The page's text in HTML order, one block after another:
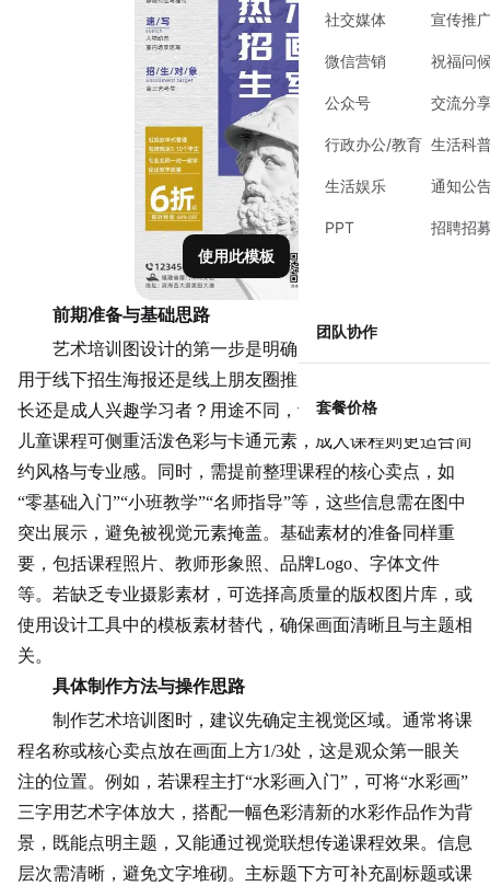
社交媒体
微信营销
公众号
行政办公/教育
生活娱乐
PPT
宣传推
祝福问
交流分
生活科
通知公
招聘招
团队协作
套餐价格
使用此模板
前期准备与基础思路
艺术培训图设计的第一步是明确用途与目标。例如，是
用于线下招生海报还是线上朋友圈推广？目标受众是儿童家
长还是成人兴趣学习者？用途不同，设计重点会差异明显：
儿童课程可侧重活泼色彩与卡通元素，成人课程则更适合简
约风格与专业感。同时，需提前整理课程的核心卖点，如
“零基础入门”“小班教学”“名师指导”等，这些信息需在图中
突出展示，避免被视觉元素掩盖。基础素材的准备同样重
要，包括课程照片、教师形象照、品牌Logo、字体文件
等。若缺乏专业摄影素材，可选择高质量的版权图片库，或
使用设计工具中的模板素材替代，确保画面清晰且与主题相
关。
具体制作方法与操作思路
制作艺术培训图时，建议先确定主视觉区域。通常将课
程名称或核心卖点放在画面上方1/3处，这是观众第一眼关
注的位置。例如，若课程主打“水彩画入门”，可将“水彩画”
三字用艺术字体放大，搭配一幅色彩清新的水彩作品作为背
景，既能点明主题，又能通过视觉联想传递课程效果。信息
层次需清晰，避免文字堆砌。主标题下方可补充副标题或课